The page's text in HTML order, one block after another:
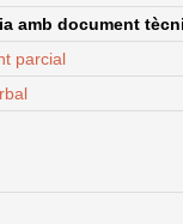
amb document
parcial